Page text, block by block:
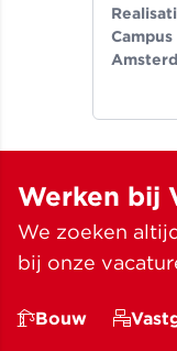
Werken bij
We zoeken
bij onze
Bouw